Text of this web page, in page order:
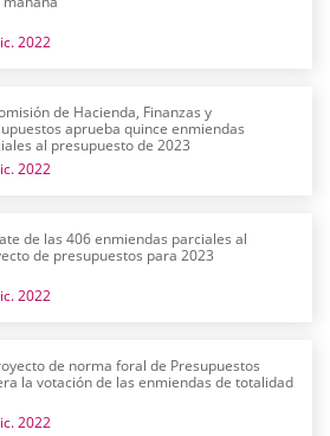
2022
de Hacienda, Finanzas y
aprueba quince enmiendas
al presupuesto de 2023
2022
de las 406 enmiendas parciales al
de presupuestos para 2023
2022
de norma foral de Presupuestos
la votación de las enmiendas de totalidad
2022